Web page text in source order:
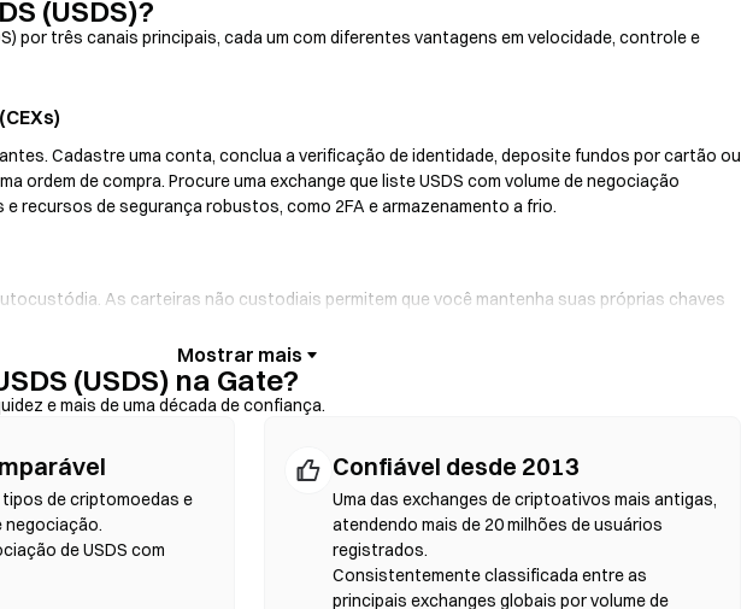
(USDS)?
por três canais principais, cada um com diferentes vantagens em velocidade, controle e
Cadastre uma conta, conclua a verificação de identidade, deposite fundos por cartão ou
ordem de compra. Procure uma exchange que liste USDS com volume de negociação
recursos de segurança robustos, como 2FA e armazenamento a frio.
As carteiras não custodiais permitem que você mantenha suas próprias chaves
de USDS com cartão de crédito sem precisar passar por uma exchange. Sempre faça
verifique os endereços dos contratos antes de confirmar qualquer transação.
As DEXs utilizam contratos inteligentes para realizar trocas diretamente na
ou verificação de identidade. Conecte uma carteira compatível, escolha o par de
e confirme a troca. Lembre-se de que taxas de gás serão aplicadas e os preços podem
centralizados devido à profundidade de liquidez. A maior parte da atividade nas DEXs
com EVM, como Ethereum, BNB Chain e Polygon.
(USDS) na Gate?
e mais de uma década de confiança.
de criptomoedas e
negociação.
de USDS com
Confiável desde 2013
Uma das exchanges de criptoativos mais antigas,
atendendo mais de 20 milhões de usuários
registrados.
Consistentemente classificada entre as
principais exchanges globais por volume de